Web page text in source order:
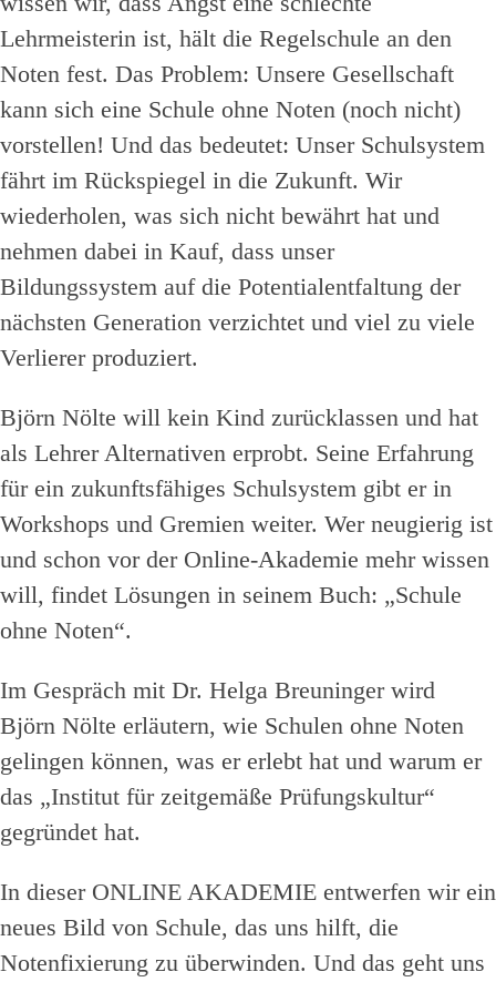
Lehrmeisterin ist, hält die Regelschule an den
Noten fest. Das Problem: Unsere Gesellschaft
kann sich eine Schule ohne Noten (noch nicht)
vorstellen! Und das bedeutet: Unser Schulsystem
fährt im Rückspiegel in die Zukunft. Wir
wiederholen, was sich nicht bewährt hat und
nehmen dabei in Kauf, dass unser
Bildungssystem auf die Potentialentfaltung der
nächsten Generation verzichtet und viel zu viele
Verlierer produziert.
Björn Nölte will kein Kind zurücklassen und hat
als Lehrer Alternativen erprobt. Seine Erfahrung
für ein zukunftsfähiges Schulsystem gibt er in
Workshops und Gremien weiter. Wer neugierig ist
und schon vor der Online-Akademie mehr wissen
will, findet Lösungen in seinem Buch: „Schule
ohne Noten“.
Im Gespräch mit Dr. Helga Breuninger wird
Björn Nölte erläutern, wie Schulen ohne Noten
gelingen können, was er erlebt hat und warum er
das „Institut für zeitgemäße Prüfungskultur“
gegründet hat.
In dieser ONLINE AKADEMIE entwerfen wir ein
neues Bild von Schule, das uns hilft, die
Notenfixierung zu überwinden. Und das geht uns